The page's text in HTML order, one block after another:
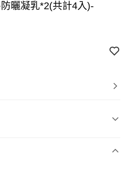
曬凝乳*2(共計4入)-